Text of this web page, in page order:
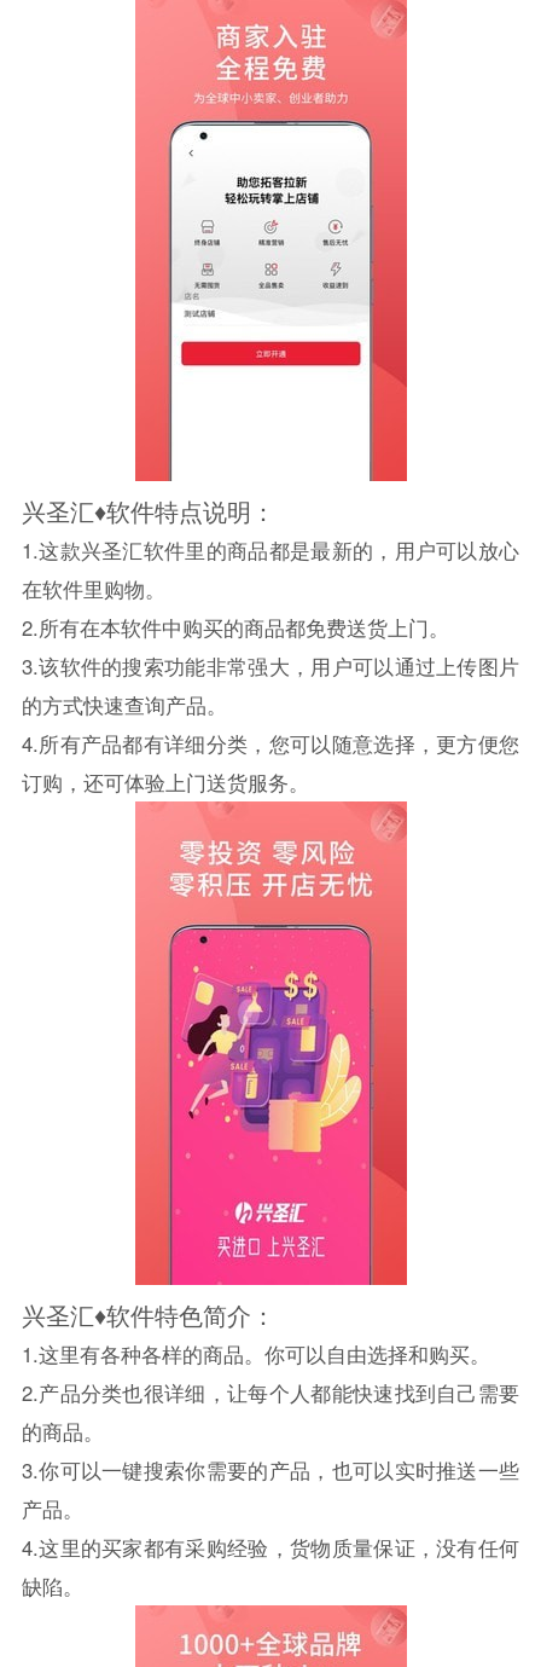
兴圣汇♦软件特点说明：
1.这款兴圣汇软件里的商品都是最新的，用户可以放心
在软件里购物。
2.所有在本软件中购买的商品都免费送货上门。
3.该软件的搜索功能非常强大，用户可以通过上传图片
的方式快速查询产品。
4.所有产品都有详细分类，您可以随意选择，更方便您
订购，还可体验上门送货服务。
兴圣汇♦软件特色简介：
1.这里有各种各样的商品。你可以自由选择和购买。
2.产品分类也很详细，让每个人都能快速找到自己需要
的商品。
3.你可以一键搜索你需要的产品，也可以实时推送一些
产品。
4.这里的买家都有采购经验，货物质量保证，没有任何
缺陷。